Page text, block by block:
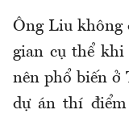
Ông Liu không
gian cụ thể khi
nên phổ biến ở
dự án thí